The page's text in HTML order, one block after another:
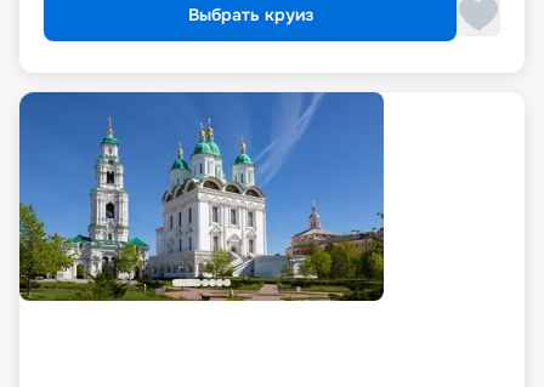
Выбрать круиз